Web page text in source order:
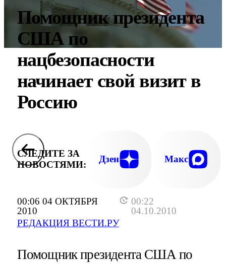
00:06 04 ОКТЯБРЯ
2010
00:22
04.10.2010
РЕДАКЦИЯ ВЕСТИ.РУ
Помощник президента
США по
нацбезопасности
начинает свой визит в
Россию
СЛЕДИТЕ ЗА
НОВОСТЯМИ:
Дзен Макс
Помощник президента США по